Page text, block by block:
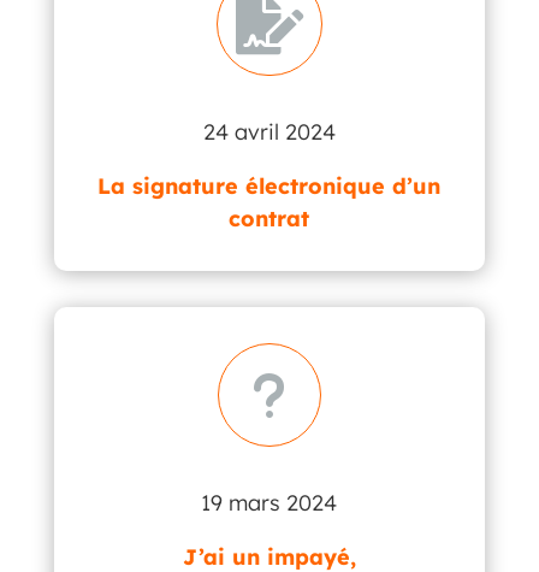

24 avril 2024
La signature électronique d’un
contrat
u
19 mars 2024
J’ai un impayé,